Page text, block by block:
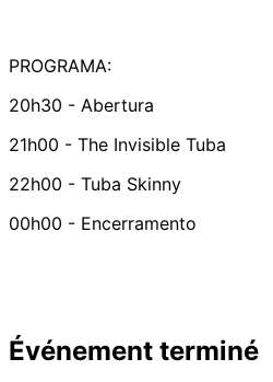
PROGRAMA:
20h30 - Abertura
21h00 - The Invisible Tuba
22h00 - Tuba Skinny
00h00 - Encerramento
Événement terminé